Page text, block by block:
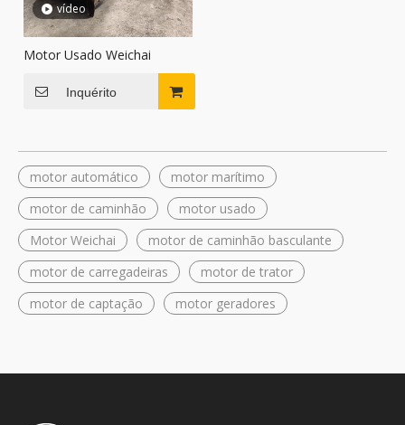
vídeo
Motor Usado Weichai
Inquérito
motor automático
motor marítimo
motor de caminhão
motor usado
Motor Weichai
motor de caminhão basculante
motor de carregadeiras
motor de trator
motor de captação
motor geradores